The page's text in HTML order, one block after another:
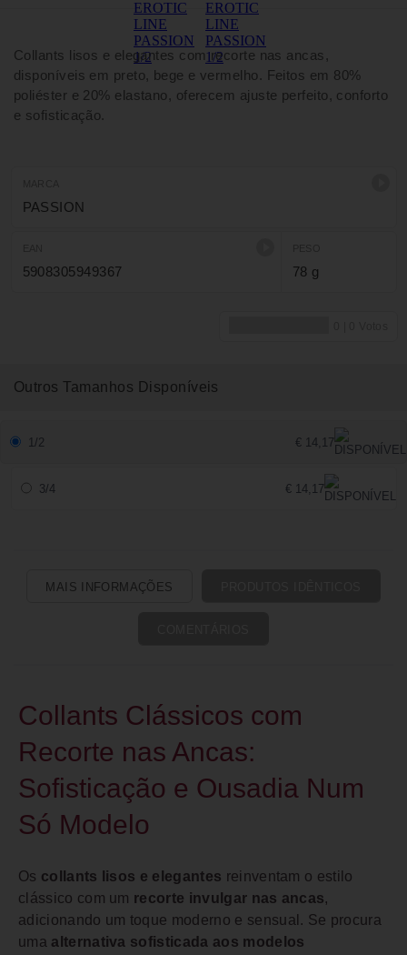
Collants lisos e elegantes com recorte nas ancas,
disponíveis em preto, bege e vermelho. Feitos em 80%
poliéster e 20% elastano, oferecem ajuste perfeito, conforto
e sofisticação.
PASSION
5908305949367 78 g
Outros Tamanhos Disponíveis
1/2 € 14,17
3/4 € 14,17
MAIS INFORMAÇÕES
Collants Clássicos com
Recorte nas Ancas:
Sofisticação e Ousadia Num
Só Modelo
Os collants lisos e elegantes reinventam o estilo
clássico com um recorte invulgar nas ancas,
adicionando um toque moderno e sensual. Se procura
uma alternativa sofisticada aos modelos